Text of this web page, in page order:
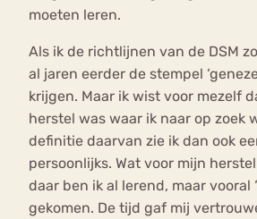
moeten leren.
Als ik de richtlijnen van de DSM
al jaren eerder de stempel
krijgen. Maar ik wist voor mezelf
herstel was waar ik naar op zoek
definitie daarvan zie ik dan ook
persoonlijks. Wat voor mijn
daar ben ik al lerend, maar vooral
gekomen. De tijd gaf mij